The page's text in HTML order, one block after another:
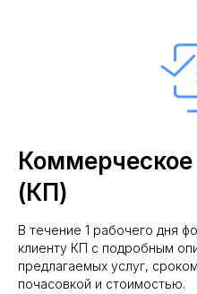
(КП)
В течение 1 рабочего дня
клиенту КП с подробным
предлагаемых услуг,
почасовкой и стоимостью.